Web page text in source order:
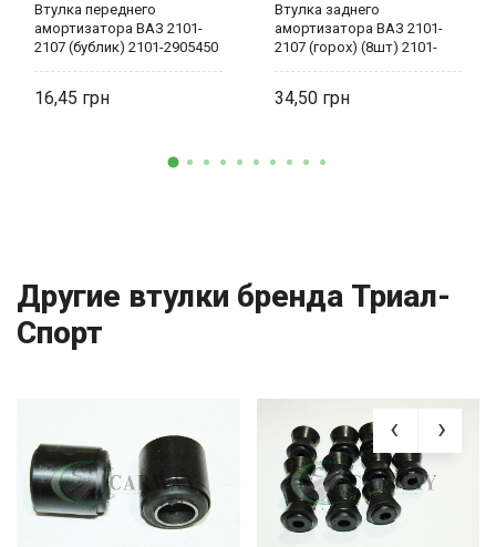
Втулка переднего
амортизатора ВАЗ 2101-
2107 (бублик) 2101-2905450
16,45
Втулка заднего
амортизатора ВАЗ 2101-
2107 (горох) (8шт) 2101-
34,50
Другие втулки бренда Триал-
Спорт